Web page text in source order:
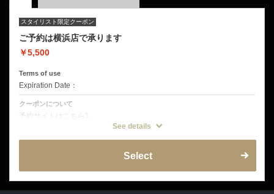
スタイリスト限定クーポン
ご予約は横浜店で承ります
￥5,500
Terms of use
Expiration Date：
クーポンについて
予約サイトはこちら⤵
https://reservia.jp/reserve/staff/d7b748e432?start_page=1&is_guest=1
討いただけますと幸いです。
See details
Select